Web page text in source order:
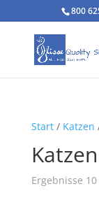
800
Start/ Katzen
Katzen
Ergebnisse